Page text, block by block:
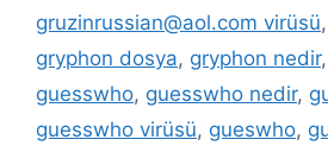
gruzinrussian@aol.com virüsü,
gryphon dosya, gryphon nedir,
guesswho, guesswho nedir,
guesswho virüsü, gueswho,